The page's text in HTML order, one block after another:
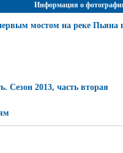
Информация о
мостом на реке Пьяна
Сезон 2013, часть вторая